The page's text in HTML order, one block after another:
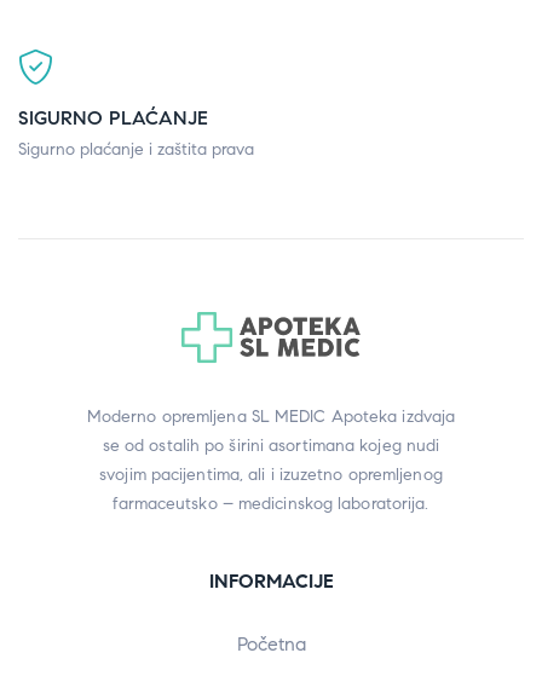
SIGURNO PLAĆANJE
Sigurno plaćanje i zaštita prava
Moderno opremljena SL MEDIC Apoteka izdvaja
se od ostalih po širini asortimana kojeg nudi
svojim pacijentima, ali i izuzetno opremljenog
farmaceutsko – medicinskog laboratorija.
INFORMACIJE
Početna